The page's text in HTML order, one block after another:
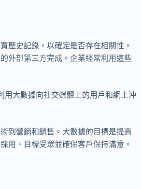
歷史記錄，以確定是否存在相關性。
外部第三方完成。企業經常利用這些
大數據向社交媒體上的用戶和網上沖
到營銷和銷售。大數據的目標是提高
用、目標受眾並確保客戶保持滿意。